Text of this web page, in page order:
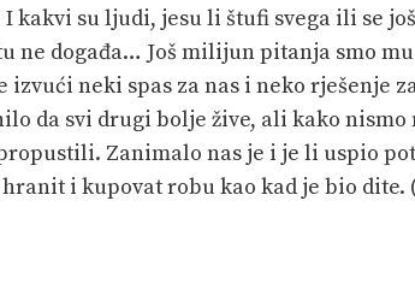
kakvi su ljudi, jesu li štufi svega ili se
ne događa… Još milijun pitanja smo
izvući neki spas za nas i neko rješenje
da svi drugi bolje žive, ali kako
Zanimalo nas je i je li uspio
i kupovat robu kao kad je bio dite.